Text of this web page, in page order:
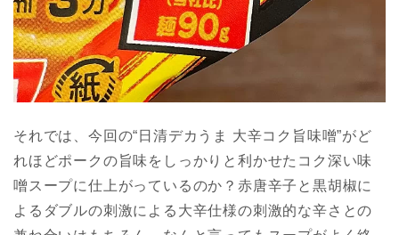
それでは、今回の“日清デカうま 大辛コク旨味噌”がど
れほどポークの旨味をしっかりと利かせたコク深い味
噌スープに仕上がっているのか？赤唐辛子と黒胡椒に
よるダブルの刺激による大辛仕様の刺激的な辛さとの